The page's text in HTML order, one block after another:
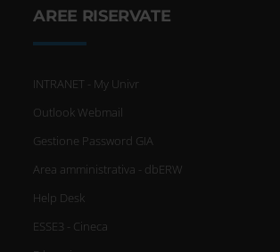
AREE RISERVATE
INTRANET - My Univr
Outlook Webmail
Gestione Password GIA
Area amministrativa - dbERW
Help Desk
ESSE3 - Cineca